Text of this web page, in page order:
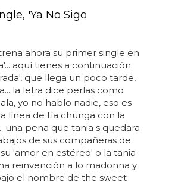
'Ya No Sigo
ahora su primer single en
aquí tienes a continuación
que llega un poco tarde,
la letra dice perlas como
yo no hablo nadie, eso es
línea de tía chunga con la
una pena que tania s quedara
de sus compañeras de
'amor en estéreo' o la tania
reinvención a lo madonna y
el nombre de the sweet